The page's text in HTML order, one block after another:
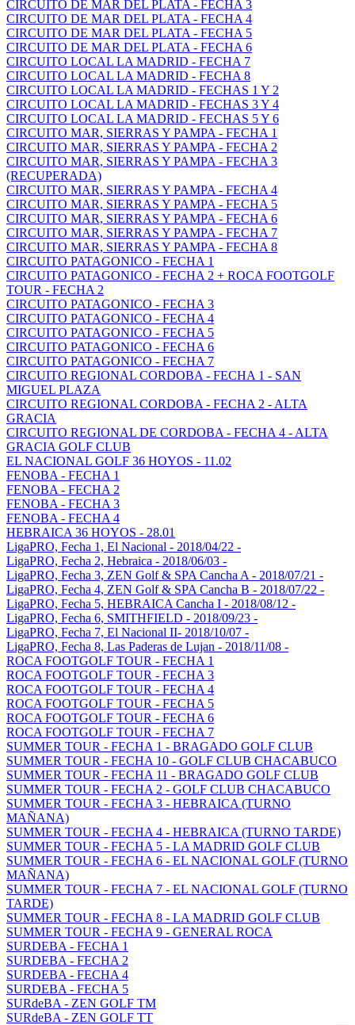
CIRCUITO DE MAR DEL PLATA - FECHA 3
CIRCUITO DE MAR DEL PLATA - FECHA 4
CIRCUITO DE MAR DEL PLATA - FECHA 5
CIRCUITO DE MAR DEL PLATA - FECHA 6
CIRCUITO LOCAL LA MADRID - FECHA 7
CIRCUITO LOCAL LA MADRID - FECHA 8
CIRCUITO LOCAL LA MADRID - FECHAS 1 Y 2
CIRCUITO LOCAL LA MADRID - FECHAS 3 Y 4
CIRCUITO LOCAL LA MADRID - FECHAS 5 Y 6
CIRCUITO MAR, SIERRAS Y PAMPA - FECHA 1
CIRCUITO MAR, SIERRAS Y PAMPA - FECHA 2
CIRCUITO MAR, SIERRAS Y PAMPA - FECHA 3
(RECUPERADA)
CIRCUITO MAR, SIERRAS Y PAMPA - FECHA 4
CIRCUITO MAR, SIERRAS Y PAMPA - FECHA 5
CIRCUITO MAR, SIERRAS Y PAMPA - FECHA 6
CIRCUITO MAR, SIERRAS Y PAMPA - FECHA 7
CIRCUITO MAR, SIERRAS Y PAMPA - FECHA 8
CIRCUITO PATAGONICO - FECHA 1
CIRCUITO PATAGONICO - FECHA 2 + ROCA FOOTGOLF
TOUR - FECHA 2
CIRCUITO PATAGONICO - FECHA 3
CIRCUITO PATAGONICO - FECHA 4
CIRCUITO PATAGONICO - FECHA 5
CIRCUITO PATAGONICO - FECHA 6
CIRCUITO PATAGONICO - FECHA 7
CIRCUITO REGIONAL CORDOBA - FECHA 1 - SAN
MIGUEL PLAZA
CIRCUITO REGIONAL CORDOBA - FECHA 2 - ALTA
GRACIA
CIRCUITO REGIONAL DE CORDOBA - FECHA 4 - ALTA
GRACIA GOLF CLUB
EL NACIONAL GOLF 36 HOYOS - 11.02
FENOBA - FECHA 1
FENOBA - FECHA 2
FENOBA - FECHA 3
FENOBA - FECHA 4
HEBRAICA 36 HOYOS - 28.01
LigaPRO, Fecha 1, El Nacional - 2018/04/22 -
LigaPRO, Fecha 2, Hebraica - 2018/06/03 -
LigaPRO, Fecha 3, ZEN Golf & SPA Cancha A - 2018/07/21 -
LigaPRO, Fecha 4, ZEN Golf & SPA Cancha B - 2018/07/22 -
LigaPRO, Fecha 5, HEBRAICA Cancha I - 2018/08/12 -
LigaPRO, Fecha 6, SMITHFIELD - 2018/09/23 -
LigaPRO, Fecha 7, El Nacional II- 2018/10/07 -
LigaPRO, Fecha 8, Las Paderas de Lujan - 2018/11/08 -
ROCA FOOTGOLF TOUR - FECHA 1
ROCA FOOTGOLF TOUR - FECHA 3
ROCA FOOTGOLF TOUR - FECHA 4
ROCA FOOTGOLF TOUR - FECHA 5
ROCA FOOTGOLF TOUR - FECHA 6
ROCA FOOTGOLF TOUR - FECHA 7
SUMMER TOUR - FECHA 1 - BRAGADO GOLF CLUB
SUMMER TOUR - FECHA 10 - GOLF CLUB CHACABUCO
SUMMER TOUR - FECHA 11 - BRAGADO GOLF CLUB
SUMMER TOUR - FECHA 2 - GOLF CLUB CHACABUCO
SUMMER TOUR - FECHA 3 - HEBRAICA (TURNO
MAÑANA)
SUMMER TOUR - FECHA 4 - HEBRAICA (TURNO TARDE)
SUMMER TOUR - FECHA 5 - LA MADRID GOLF CLUB
SUMMER TOUR - FECHA 6 - EL NACIONAL GOLF (TURNO
MAÑANA)
SUMMER TOUR - FECHA 7 - EL NACIONAL GOLF (TURNO
TARDE)
SUMMER TOUR - FECHA 8 - LA MADRID GOLF CLUB
SUMMER TOUR - FECHA 9 - GENERAL ROCA
SURDEBA - FECHA 1
SURDEBA - FECHA 2
SURDEBA - FECHA 4
SURDEBA - FECHA 5
SURdeBA - ZEN GOLF TM
SURdeBA - ZEN GOLF TT